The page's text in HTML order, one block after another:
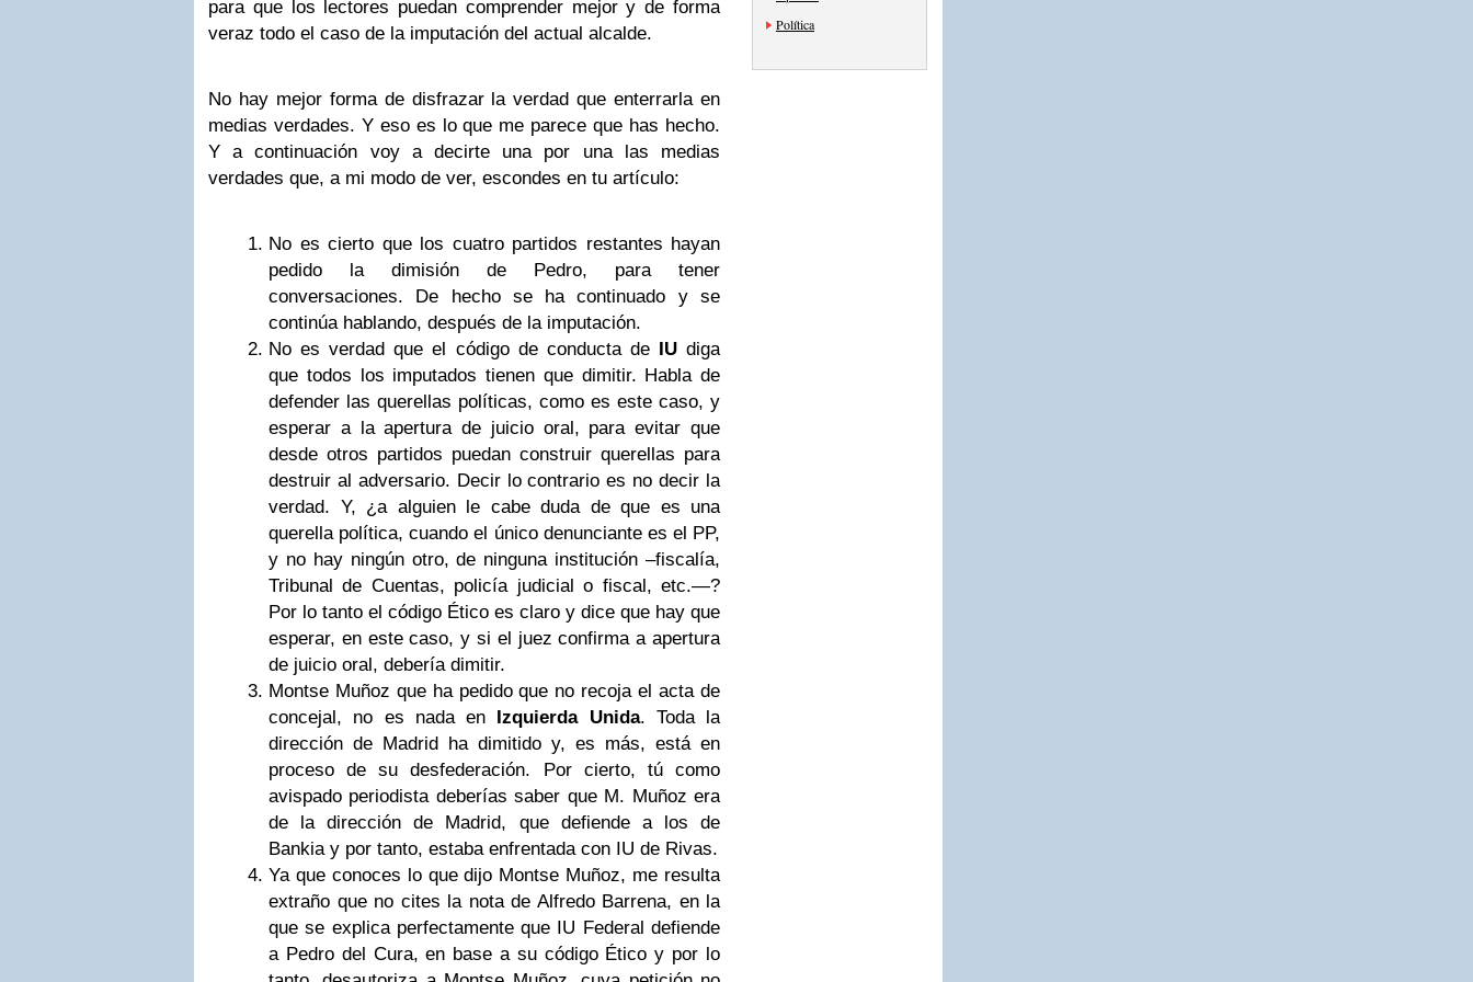
para que los lectores puedan comprender mejor y de forma
veraz todo el caso de la imputación del actual alcalde.
No hay mejor forma de disfrazar la verdad que enterrarla en
medias verdades. Y eso es lo que me parece que has hecho.
Y a continuación voy a decirte una por una las medias
verdades que, a mi modo de ver, escondes en tu artículo:
No es cierto que los cuatro partidos restantes hayan
pedido la dimisión de Pedro, para tener
conversaciones. De hecho se ha continuado y se
continúa hablando, después de la imputación.
No es verdad que el código de conducta de IUdiga
que todos los imputados tienen que dimitir. Habla de
defender las querellas políticas, como es este caso, y
esperar a la apertura de juicio oral, para evitar que
desde otros partidos puedan construir querellas para
destruir al adversario. Decir lo contrario es no decir la
verdad. Y, ¿a alguien le cabe duda de que es una
querella política, cuando el único denunciante es el PP,
y no hay ningún otro, de ninguna institución –fiscalía,
Tribunal de Cuentas, policía judicial o fiscal, etc.—?
Por lo tanto el código Ético es claro y dice que hay que
esperar, en este caso, y si el juez confirma a apertura
de juicio oral, debería dimitir.
Montse Muñoz que ha pedido que no recoja el acta de
concejal, no es nada en Izquierda Unida. Toda la
dirección de Madrid ha dimitido y, es más, está en
proceso de su desfederación. Por cierto, tú como
avispado periodista deberías saber que M. Muñoz era
de la dirección de Madrid, que defiende a los de
Bankia y por tanto, estaba enfrentada con IU de Rivas.
Ya que conoces lo que dijo Montse Muñoz, me resulta
extraño que no cites la nota de Alfredo Barrena, en la
que se explica perfectamente que IU Federal defiende
a Pedro del Cura, en base a su código Ético y por lo
Política